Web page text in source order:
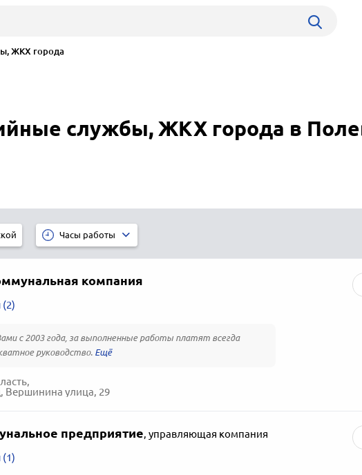
ЖКХ города
службы, ЖКХ города в
Часы работы
компания
с 2003 года, за выполненные работы платят всегда
руководство.
Вершинина улица, 29
предприятие, управляющая компания